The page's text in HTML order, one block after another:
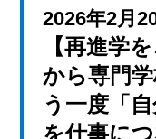
2026年2月
【再進学
から専門
う一度「
を仕事に